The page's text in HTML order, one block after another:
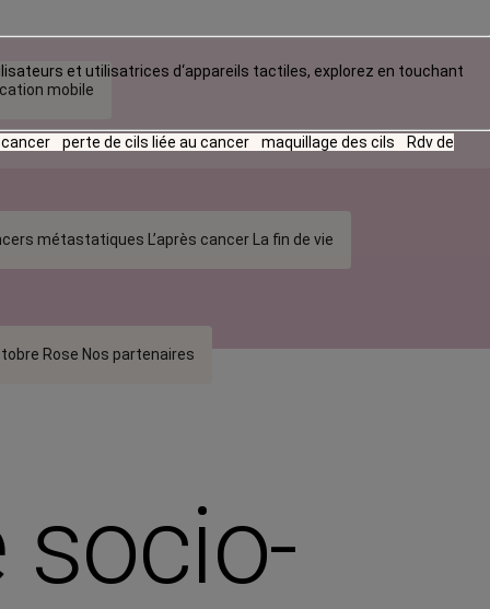
mobile
métastatiques L’après cancer La fin de vie
Rose Nos partenaires
et utilisatrices d‘appareils tactiles, explorez en touchant
perte de cils liée au cancer maquillage des cils Rdv de
socio-